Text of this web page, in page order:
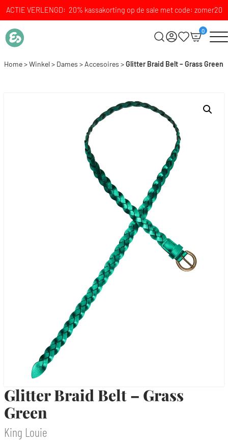
ACTIE VERLENGD: 20% kassakorting op de sale met code: zomer20
0
Home>Winkel> Dames > Accesoires >Glitter Braid Belt – Grass Green
Glitter Braid Belt – Grass
Green
King Louie